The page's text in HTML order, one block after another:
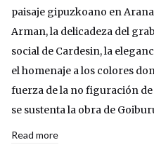
paisaje gipuzkoano en
Arman, la delicadeza del
social de Cardesin, la
el homenaje a los colores
fuerza de la no figuración de
se sustenta la obra de
Read more